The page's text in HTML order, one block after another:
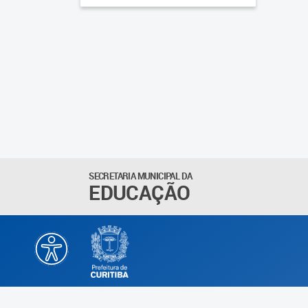
SECRETARIA MUNICIPAL DA
EDUCAÇÃO